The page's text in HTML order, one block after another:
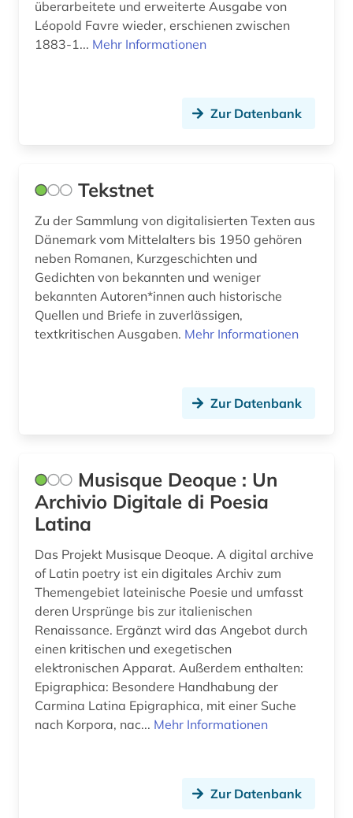
überarbeitete und erweiterte Ausgabe von
Léopold Favre wieder, erschienen zwischen
1883-1... Mehr Informationen
Zur Datenbank
Tekstnet
Zu der Sammlung von digitalisierten Texten aus
Dänemark vom Mittelalters bis 1950 gehören
neben Romanen, Kurzgeschichten und
Gedichten von bekannten und weniger
bekannten Autoren*innen auch historische
Quellen und Briefe in zuverlässigen,
textkritischen Ausgaben. Mehr Informationen
Zur Datenbank
Musisque Deoque : Un
Archivio Digitale di Poesia
Latina
Das Projekt Musisque Deoque. A digital archive
of Latin poetry ist ein digitales Archiv zum
Themengebiet lateinische Poesie und umfasst
deren Ursprünge bis zur italienischen
Renaissance. Ergänzt wird das Angebot durch
einen kritischen und exegetischen
elektronischen Apparat. Außerdem enthalten:
Epigraphica: Besondere Handhabung der
Carmina Latina Epigraphica, mit einer Suche
nach Korpora, nac... Mehr Informationen
Zur Datenbank